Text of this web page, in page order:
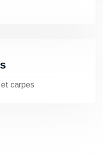
carpes